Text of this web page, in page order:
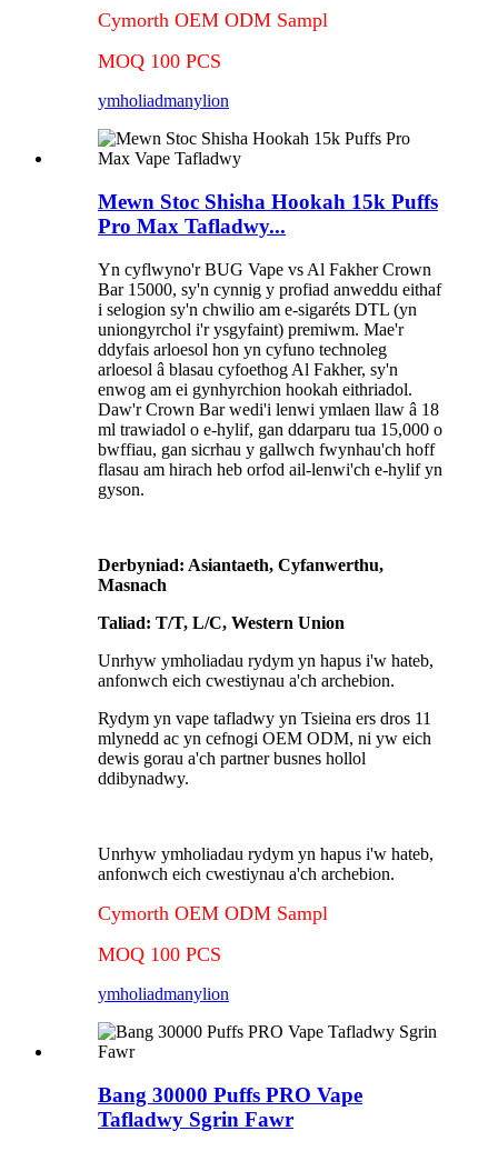
Cymorth OEM ODM Sampl
MOQ 100 PCS
ymholiadmanylion
Mewn Stoc Shisha Hookah 15k Puffs
Pro Max Tafladwy...
Yn cyflwyno'r BUG Vape vs Al Fakher Crown
Bar 15000, sy'n cynnig y profiad anweddu eithaf
i selogion sy'n chwilio am e-sigaréts DTL (yn
uniongyrchol i'r ysgyfaint) premiwm. Mae'r
ddyfais arloesol hon yn cyfuno technoleg
arloesol â blasau cyfoethog Al Fakher, sy'n
enwog am ei gynhyrchion hookah eithriadol.
Daw'r Crown Bar wedi'i lenwi ymlaen llaw â 18
ml trawiadol o e-hylif, gan ddarparu tua 15,000 o
bwffiau, gan sicrhau y gallwch fwynhau'ch hoff
flasau am hirach heb orfod ail-lenwi'ch e-hylif yn
gyson.
Derbyniad: Asiantaeth, Cyfanwerthu,
Masnach
Taliad: T/T, L/C, Western Union
Unrhyw ymholiadau rydym yn hapus i'w hateb,
anfonwch eich cwestiynau a'ch archebion.
Rydym yn vape tafladwy yn Tsieina ers dros 11
mlynedd ac yn cefnogi OEM ODM, ni yw eich
dewis gorau a'ch partner busnes hollol
ddibynadwy.
Unrhyw ymholiadau rydym yn hapus i'w hateb,
anfonwch eich cwestiynau a'ch archebion.
Cymorth OEM ODM Sampl
MOQ 100 PCS
ymholiadmanylion
Bang 30000 Puffs PRO Vape
Tafladwy Sgrin Fawr